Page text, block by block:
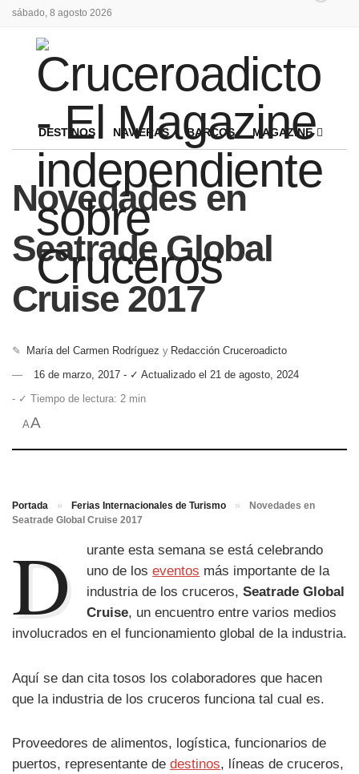
sábado, 8 agosto 2026
DESTINOS NAVIERAS BARCOS MAGAZINE
Novedades en
Seatrade Global
Cruise 2017
✎ María del Carmen Rodríguez y Redacción Cruceroadicto
16 de marzo, 2017 - ✓ Actualizado el 21 de agosto, 2024
- ✓ Tiempo de lectura: 2 min
AA
Portada » Ferias Internacionales de Turismo »
Novedades en
Seatrade Global Cruise 2017
D
urante esta semana se está celebrando
uno de loseventos más importante de la
industria de los cruceros,Seatrade Global
Cruise, un encuentro entre varios medios
involucrados en el funcionamiento global de la industria.
Aquí se dan cita tosos los colaboradores que hacen
que la industria de los cruceros funciona tal cual es.
Proveedores de alimentos, logística, funcionarios de
puertos, representante de destinos, líneas de cruceros,